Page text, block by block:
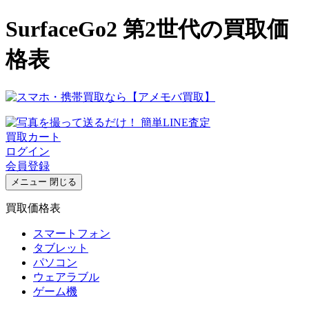
SurfaceGo2 第2世代の買取価
格表
買取カート
ログイン
会員登録
メニュー 閉じる
買取価格表
スマートフォン
タブレット
パソコン
ウェアラブル
ゲーム機